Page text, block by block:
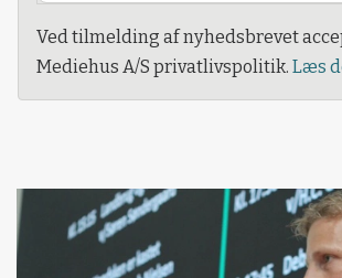
Ved tilmelding af nyhedsbrevet
Mediehus A/S privatlivspolitik. Læs